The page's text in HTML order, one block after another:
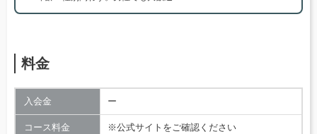
料金
入会金 ー
コース料金 ※公式サイトをご確認ください